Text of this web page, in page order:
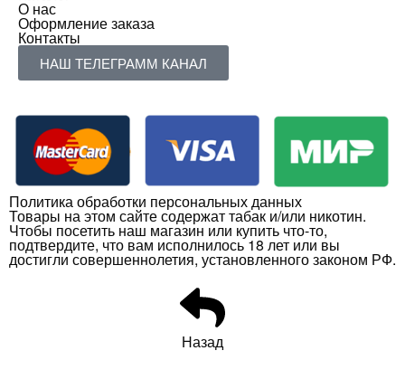
О нас
Оформление заказа
Контакты
НАШ ТЕЛЕГРАММ КАНАЛ
Политика обработки персональных данных
Товары на этом сайте содержат табак и/или никотин.
Чтобы посетить наш магазин или купить что-то,
подтвердите, что вам исполнилось 18 лет или вы
достигли совершеннолетия, установленного законом РФ.
Назад